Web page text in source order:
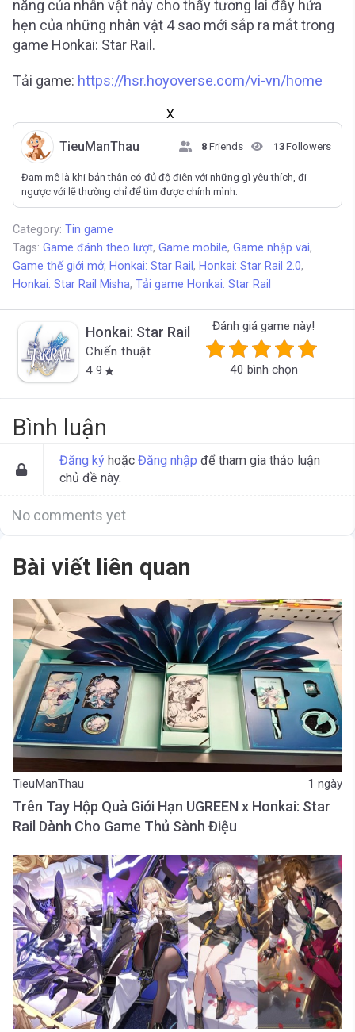
năng của nhân vật này cho thấy tương lai đầy hứa
hẹn của những nhân vật 4 sao mới sắp ra mắt trong
game Honkai: Star Rail.
Tải game: https://hsr.hoyoverse.com/vi-vn/home
X
TieuManThau 8 Friends 13Followers
Đam mê là khi bản thân có đủ độ điên với những gì yêu thích, đi
ngược với lẽ thường chỉ để tìm được chính mình.
Category: Tin game
Tags: Game đánh theo lượt, Game mobile, Game nhập vai,
Game thế giới mở, Honkai: Star Rail , Honkai: Star Rail 2.0,
Honkai: Star Rail Misha, Tải game Honkai: Star Rail
Honkai: Star Rail
Chiến thuật
4.9 star
Đánh giá game này!
40 bình chọn
Bình luận
Đăng ký hoặc Đăng nhập để tham gia thảo luận
chủ đề này.
No comments yet
Bài viết liên quan
TieuManThau 1 ngày
Trên Tay Hộp Quà Giới Hạn UGREEN x Honkai: Star
Rail Dành Cho Game Thủ Sành Điệu